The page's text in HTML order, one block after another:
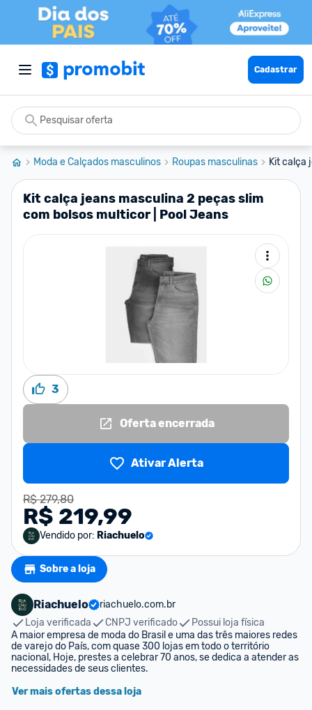
Cadastrar
Moda e Calçados masculinos Roupas masculinas Kit calça
Kit calça jeans masculina 2 peças slim
com bolsos multicor | Pool Jeans
3
Oferta encerrada
Ativar Alerta
R$ 279,80
R$ 219,99
Vendido por: Riachuelo
Sobre a loja
Riachuelo
riachuelo.com.br
Loja verificada
CNPJ verificado
Possui loja física
A maior empresa de moda do Brasil e uma das três maiores redes
de varejo do País, com quase 300 lojas em todo o território
nacional, Hoje, prestes a celebrar 70 anos, se dedica a atender as
necessidades de seus clientes.
Ver mais ofertas dessa loja